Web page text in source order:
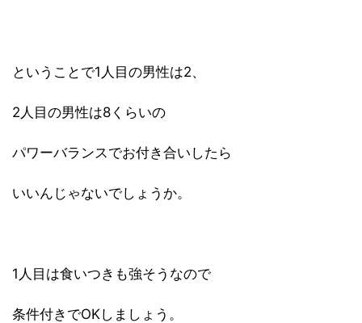
ということで1人目の男性は2、
2人目の男性は8くらいの
パワーバランスでお付き合いしたら
いいんじゃないでしょうか。
1人目は食いつきも強そうなので
条件付きでOKしましょう。